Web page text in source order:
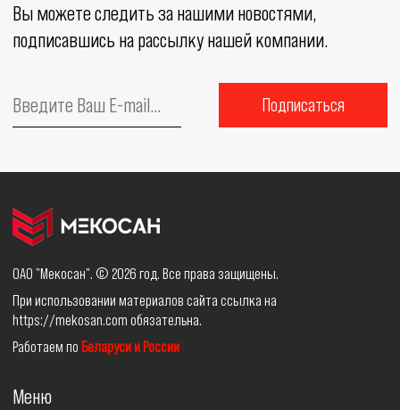
Вы можете следить за нашими новостями,
подписавшись на рассылку нашей компании.
Подписаться
ОАО "Мекосан". © 2026 год. Все права защищены.
При использовании материалов сайта ссылка на
https://mekosan.com обязательна.
Работаем по Беларуси и России
Меню